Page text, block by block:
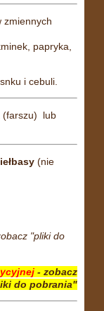
zmiennych
papryka,
i cebuli.
(farszu) lub
(nie
"pliki do
- zobacz
do pobrania"